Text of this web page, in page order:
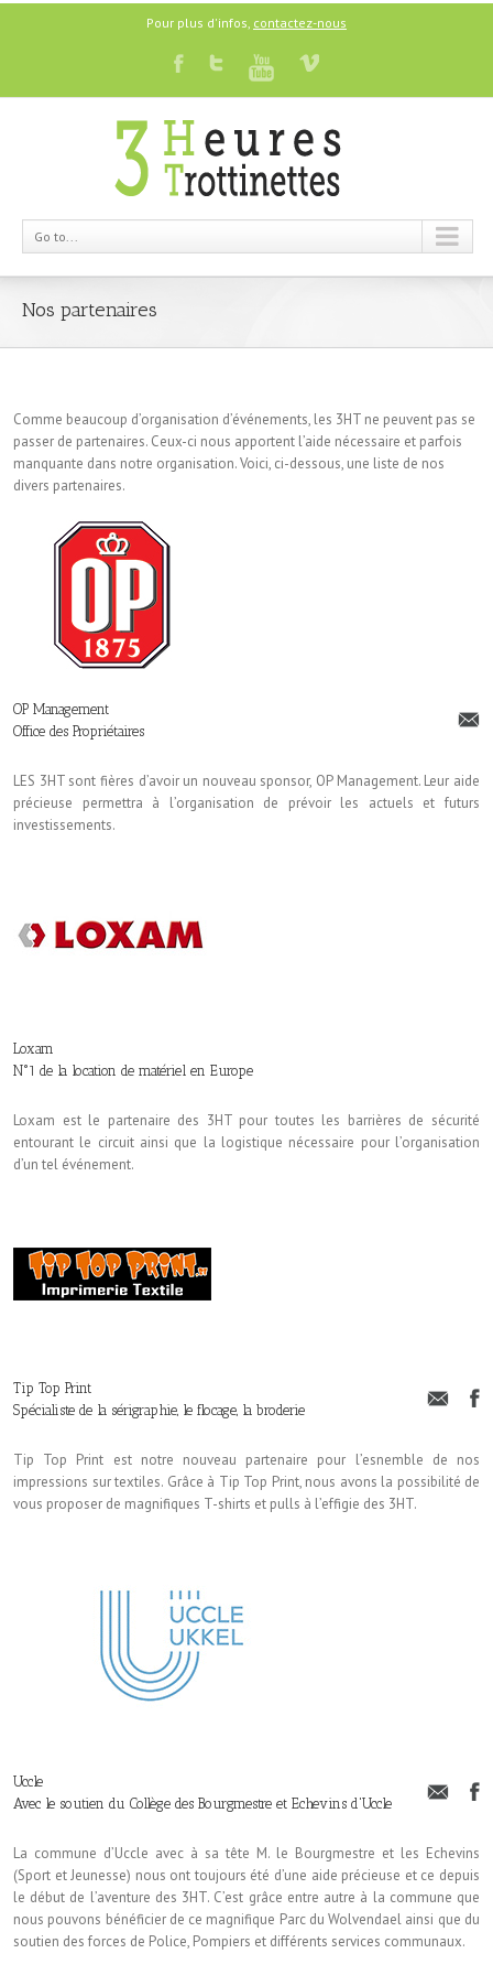
Pour plus d'infos, contactez-nous
Go to...
Nos partenaires
Comme beaucoup d’organisation d’événements, les 3HT ne peuvent pas se
passer de partenaires. Ceux-ci nous apportent l’aide nécessaire et parfois
manquante dans notre organisation. Voici, ci-dessous, une liste de nos
divers partenaires.
OP Management
Office des Propriétaires
LES 3HT sont fières d’avoir un nouveau sponsor, OP Management. Leur aide
précieuse permettra à l’organisation de prévoir les actuels et futurs
investissements.
Loxam
N°1 de la location de matériel en Europe
Loxam est le partenaire des 3HT pour toutes les barrières de sécurité
entourant le circuit ainsi que la logistique nécessaire pour l’organisation
d’un tel événement.
Tip Top Print
Spécialiste de la sérigraphie, le flocage, la broderie
Tip Top Print est notre nouveau partenaire pour l’esnemble de nos
impressions sur textiles. Grâce à Tip Top Print, nous avons la possibilité de
vous proposer de magnifiques T-shirts et pulls à l’effigie des 3HT.
Uccle
Avec le soutien du Collège des Bourgmestre et Echevins d'Uccle
La commune d’Uccle avec à sa tête M. le Bourgmestre et les Echevins
(Sport et Jeunesse) nous ont toujours été d’une aide précieuse et ce depuis
le début de l’aventure des 3HT. C’est grâce entre autre à la commune que
nous pouvons bénéficier de ce magnifique Parc du Wolvendael ainsi que du
soutien des forces de Police, Pompiers et différents services communaux.